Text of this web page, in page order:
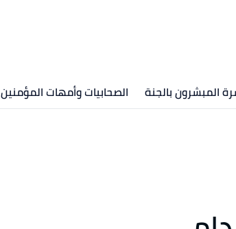
المبشرون بالجنة الصحابيات وأمهات المؤمنين